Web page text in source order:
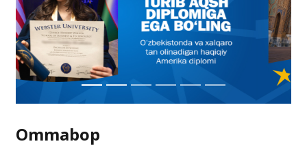
Ommabop